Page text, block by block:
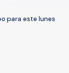
para este lunes